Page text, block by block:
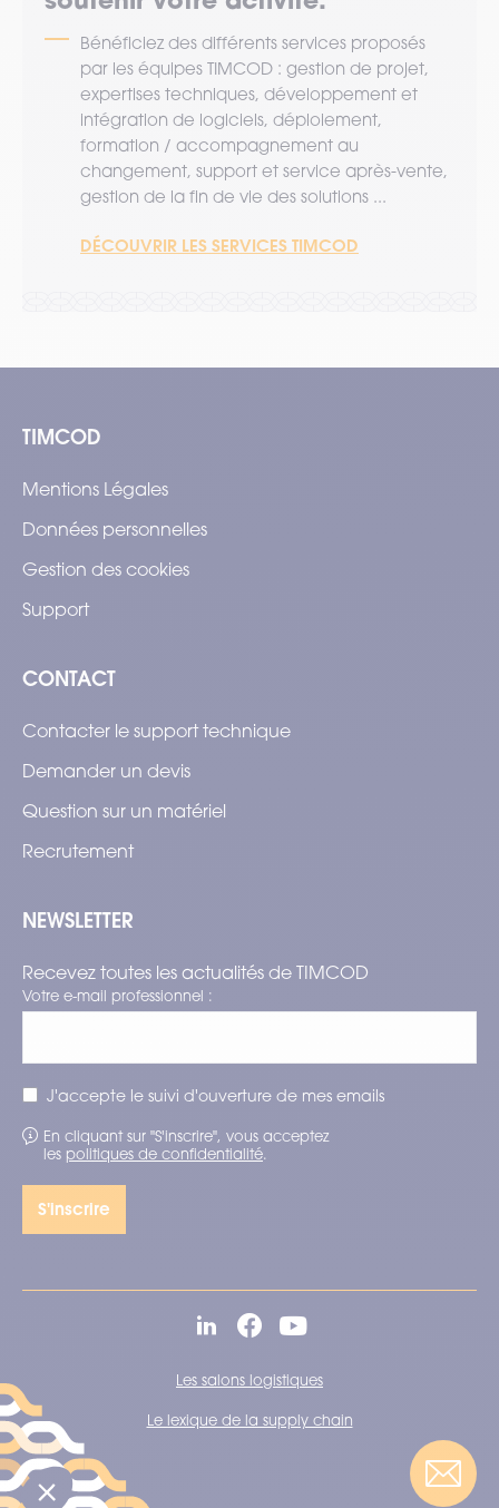
Bénéficiez des différents services proposés
par les équipes TIMCOD : gestion de projet,
expertises techniques, développement et
intégration de logiciels, déploiement,
formation / accompagnement au
changement, support et service après-vente,
gestion de la fin de vie des solutions ...
DÉCOUVRIR LES SERVICES TIMCOD
TIMCOD
Mentions Légales
Données personnelles
Gestion des cookies
Support
CONTACT
Contacter le support technique
Demander un devis
Question sur un matériel
Recrutement
NEWSLETTER
Recevez toutes les actualités de TIMCOD
Votre e-mail professionnel :
J'accepte le suivi d'ouverture de mes emails
En cliquant sur "S'inscrire", vous acceptez
les politiques de confidentialité.
Les salons logistiques
Le lexique de la supply chain